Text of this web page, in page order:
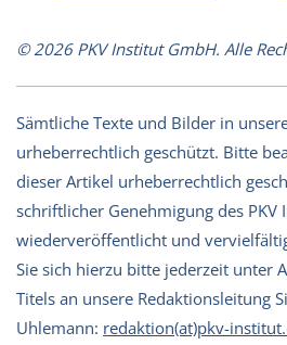
© 2026 PKV Institut GmbH. Alle
Sämtliche Texte und Bilder in
urheberrechtlich geschützt. Bitte
dieser Artikel urheberrechtlich
schriftlicher Genehmigung des PKV
wiederveröffentlicht und
Sie sich hierzu bitte jederzeit unter
Titels an unsere Redaktionsleitung
Uhlemann: redaktion(at)pkv-